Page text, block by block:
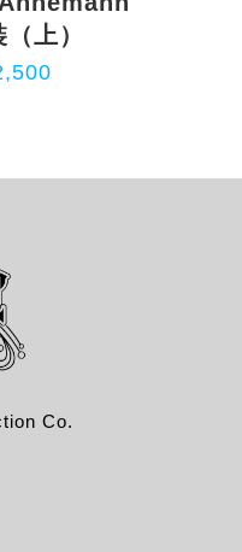
上）
Co.